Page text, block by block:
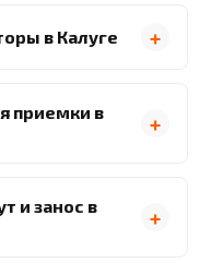
в Калуге
приемки в
и занос в